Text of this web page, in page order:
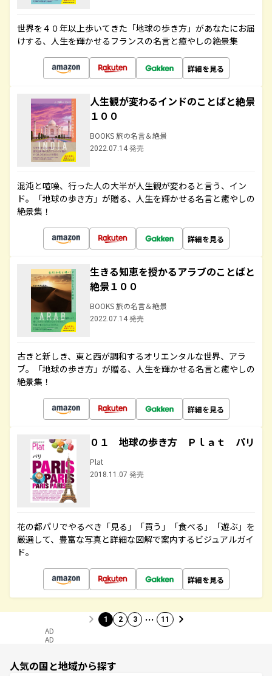
世界を４０年以上歩いてきた「地球の歩き方」があなたにお届
けする、人生を輝かせるフランスの名言と癒やしの絶景集
詳細を見る
人生観が変わるインドのことばと絶景
１００
BOOKS 旅の名言＆絶景
2022.07.14 発売
混沌と喧噪、行った人の大半が人生観が変わると言う、イン
ド。「地球の歩き方」が贈る、人生を輝かせる名言と癒やしの
絶景集！
詳細を見る
生きる知恵を授かるアラブのことばと
絶景１００
BOOKS 旅の名言＆絶景
2022.07.14 発売
古きと新しき、東と西が調和するオリエンタルな世界、アラ
ブ。「地球の歩き方」が贈る、人生を輝かせる名言と癒やしの
絶景集！
詳細を見る
０１ 地球の歩き方 Ｐｌａｔ パリ
Plat
2018.11.07 発売
花の都パリでやるべき「見る」「買う」「食べる」「遊ぶ」を
厳選して、豊富な写真と詳細な図解で案内するビジュアルガイ
ド。
詳細を見る
1 2 3 … 11
AD
AD
人気の国と地域から探す